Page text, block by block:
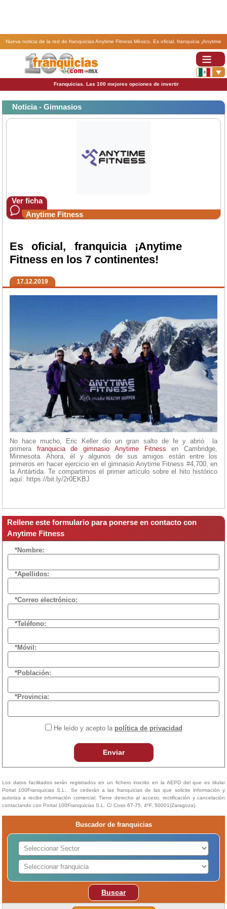
Nueva noticia de la red de franquicias Anytime Fitness México. Es oficial, franquicia ¡Anytime
Fitness en los 7 continentes!.
Franquicias. Las 100 mejores opciones de invertir
Noticia - Gimnasios
Ver ficha
Anytime Fitness
Es oficial, franquicia ¡Anytime
Fitness en los 7 continentes!
17.12.2019
No hace mucho, Eric Keller dio un gran salto de fe y abrió la
primera franquicia de gimnasio Anytime Fitness en Cambridge,
Minnesota. Ahora, él y algunos de sus amigos están entre los
primeros en hacer ejercicio en el gimnasio Anytime Fitness #4,700, en
la Antártida. Te compartimos el primer artículo sobre el hito histórico
aquí: https://bit.ly/2r0EKBJ
Rellene este formulario para ponerse en contacto con
Anytime Fitness
*Nombre:
*Apellidos:
*Correo electrónico:
*Teléfono:
*Móvil:
*Población:
*Provincia:
He leído y acepto la política de privacidad
Enviar
Los datos facilitados serán registrados en un fichero inscrito en la AEPD del que es titular
Portal 100Franquicias S.L.. Se cederán a las franquicias de las que solicite información y
autoriza a recibir información comercial. Tiene derecho al acceso, rectificación y cancelación
contactando con Portal 100Franquicias S.L. C/ Coso 67-75, 4ºF, 50001(Zaragoza).
Buscador de franquicias
Buscar